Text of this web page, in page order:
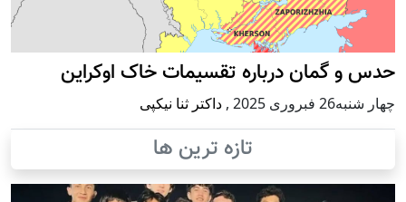
حدس و گمان درباره تقسیمات خاک اوکراین
چهار شنبه26 فبروری 2025 , داکتر ثنا نیکپی
تازه ترین ها